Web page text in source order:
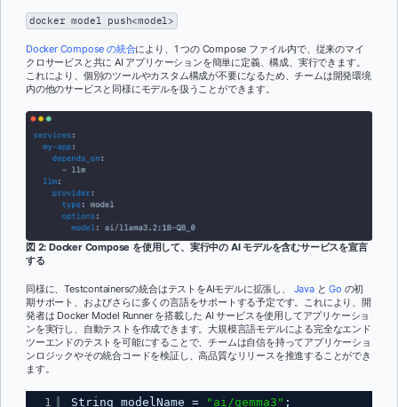
docker model push<model>
Docker Compose の統合により、1 つの Compose ファイル内で、従来のマイ
クロサービスと共に AI アプリケーションを簡単に定義、構成、実行できます。
これにより、個別のツールやカスタム構成が不要になるため、チームは開発環境
内の他のサービスと同様にモデルを扱うことができます。
図 2: Docker Compose を使用して、実行中の AI モデルを含むサービスを宣言
する
同様に、Testcontainersの統合はテストをAIモデルに拡張し、 JavaとGo の初
期サポート、およびさらに多くの言語をサポートする予定です。これにより、開
発者は Docker Model Runner を搭載した AI サービスを使用してアプリケーショ
ンを実行し、自動テストを作成できます。大規模言語モデルによる完全なエンド
ツーエンドのテストを可能にすることで、チームは自信を持ってアプリケーショ
ンロジックやその統合コードを検証し、高品質なリリースを推進することができ
ます。
1 String modelName = "ai/gemma3" ;